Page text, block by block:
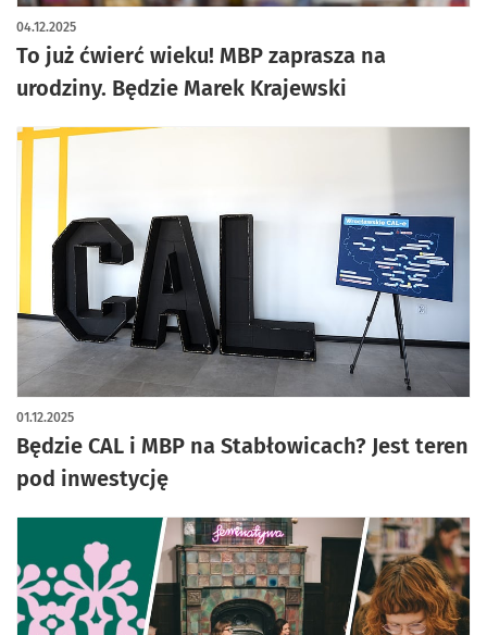
To już ćwierć wieku! MBP zaprasza na
urodziny. Będzie Marek Krajewski
04.12.2025
Będzie CAL i MBP na Stabłowicach? Jest teren
pod inwestycję
01.12.2025